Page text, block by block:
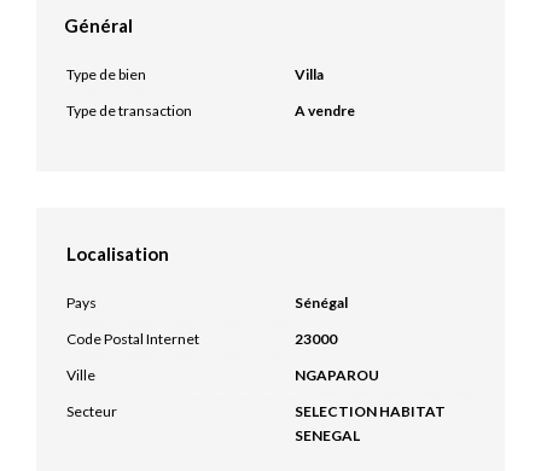
Général
Type de bien
Villa
Type de transaction
A vendre
Localisation
Pays
Sénégal
Code Postal Internet
23000
Ville
NGAPAROU
Secteur
SELECTION HABITAT
SENEGAL